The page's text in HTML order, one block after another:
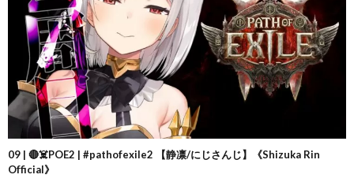
09 | 🔴☠️POE2 | #pathofexile2 【静凛/にじさんじ】《Shizuka Rin
Official》